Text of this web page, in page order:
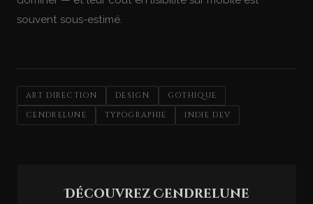
souvent sous-estimé.
ART DIRECTION DESIGN
GOTHIQUE
CENDRELUNE
TYPOGRAPHIE INDIE DEV
Découvrez Cendrelune